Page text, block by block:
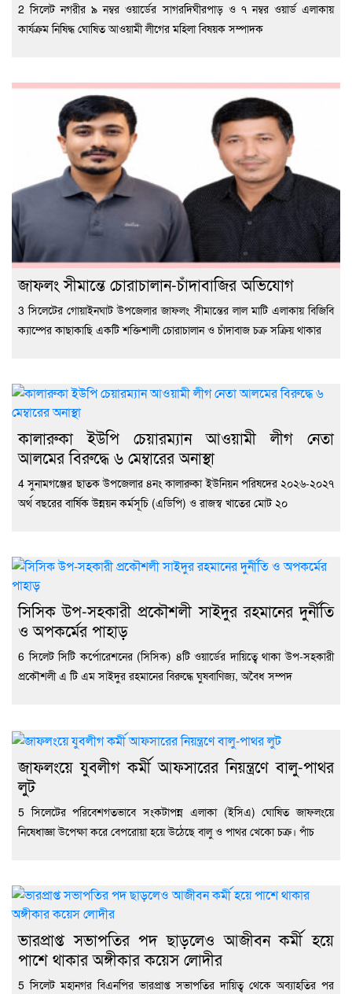
2 সিলেট নগরীর ৯ নম্বর ওয়ার্ডের সাগরদিঘীরপাড় ও ৭ নম্বর ওয়ার্ড এলাকায়
কার্যক্রম নিষিদ্ধ ঘোষিত আওয়ামী লীগের মহিলা বিষয়ক সম্পাদক
জাফলং সীমান্তে চোরাচালান-চাঁদাবাজির অভিযোগ
3 সিলেটের গোয়াইনঘাট উপজেলার জাফলং সীমান্তের লাল মাটি এলাকায় বিজিবি
ক্যাম্পের কাছাকাছি একটি শক্তিশালী চোরাচালান ও চাঁদাবাজ চক্র সক্রিয় থাকার
কালারুকা ইউপি চেয়ারম্যান আওয়ামী লীগ নেতা
আলমের বিরুদ্ধে ৬ মেম্বারের অনাস্থা
4 সুনামগঞ্জের ছাতক উপজেলার ৪নং কালারুকা ইউনিয়ন পরিষদের ২০২৬-২০২৭
অর্থ বছরের বার্ষিক উন্নয়ন কর্মসূচি (এডিপি) ও রাজস্ব খাতের মোট ২০
সিসিক উপ-সহকারী প্রকৌশলী সাইদুর রহমানের দুর্নীতি
ও অপকর্মের পাহাড়
6 সিলেট সিটি কর্পোরেশনের (সিসিক) ৪টি ওয়ার্ডের দায়িত্বে থাকা উপ-সহকারী
প্রকৌশলী এ টি এম সাইদুর রহমানের বিরুদ্ধে ঘুষবাণিজ্য, অবৈধ সম্পদ
জাফলংয়ে যুবলীগ কর্মী আফসারের নিয়ন্ত্রণে বালু-পাথর
লুট
5 সিলেটের পরিবেশগতভাবে সংকটাপন্ন এলাকা (ইসিএ) ঘোষিত জাফলংয়ে
নিষেধাজ্ঞা উপেক্ষা করে বেপরোয়া হয়ে উঠেছে বালু ও পাথর খেকো চক্র। পাঁচ
ভারপ্রাপ্ত সভাপতির পদ ছাড়লেও আজীবন কর্মী হয়ে
পাশে থাকার অঙ্গীকার কয়েস লোদীর
5 সিলেট মহানগর বিএনপির ভারপ্রাপ্ত সভাপতির দায়িত্ব থেকে অব্যাহতির পর